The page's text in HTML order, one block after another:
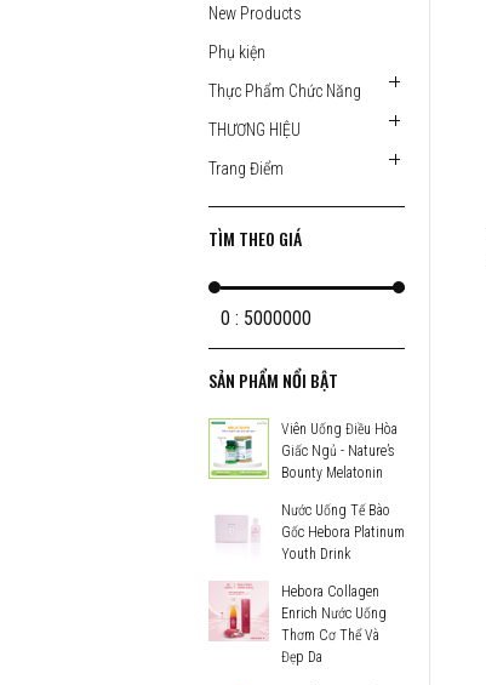
New Products
Phụ kiện
Thực Phẩm Chức Năng
THƯƠNG HIỆU
Trang Điểm
TÌM THEO GIÁ
0 : 5000000
SẢN PHẨM NỔI BẬT
Viên Uống Điều Hòa
Giấc Ngủ - Nature’s
Bounty Melatonin
Nước Uống Tế Bào
Gốc Hebora Platinum
Youth Drink
Hebora Collagen
Enrich Nước Uống
Thơm Cơ Thể Và
Đẹp Da